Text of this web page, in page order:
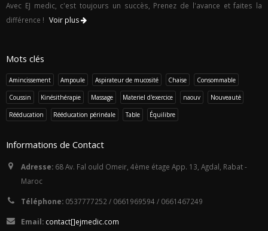
Avec EJ medic, c'est toujours un succès, Prenez de l'avance et faites la
différence ! Voir plus
Mots clés
Amincissement Ampoule Aspirateur de mucosité Chaise Consommable
Coussin Kinésithérapie Massage Materiel d'exercice naouv Nouveauté
Rééducation Rééducation périnéale Table Équilibre
Informations de Contact
Adresse: 68 Av. Fal ould Omeir, 4ème étage App. 13, Agdal, Rabat -
Maroc
Téléphone: 0537777252 / 0661969594 / 0661467249
Email: contact[]ejmedic.com